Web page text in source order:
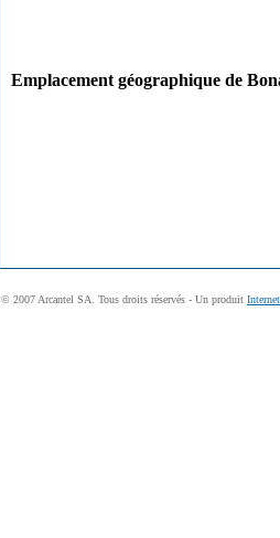
Emplacement géographique de
© 2007 Arcantel SA. Tous droits réservés - Un produit